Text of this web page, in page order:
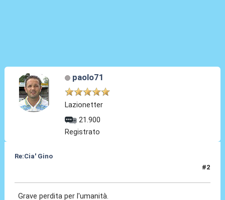
paolo71
Lazionetter
21.900
Registrato
Re:Cia' Gino
#2
Grave perdita per l'umanità.